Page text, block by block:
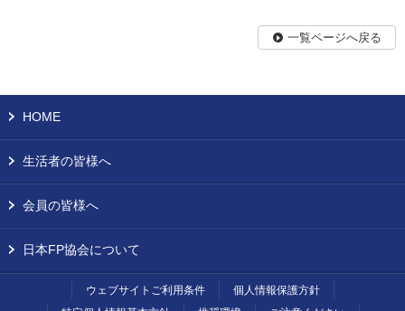
一覧ページへ戻る
HOME
生活者の皆様へ
会員の皆様へ
日本FP協会について
ウェブサイトご利用条件
個人情報保護方針